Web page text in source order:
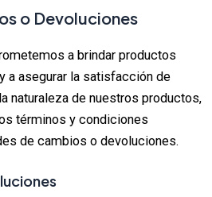
o Devoluciones
a brindar productos
a asegurar la satisfacción de
naturaleza de nuestros productos,
términos y condiciones
de cambios o devoluciones.